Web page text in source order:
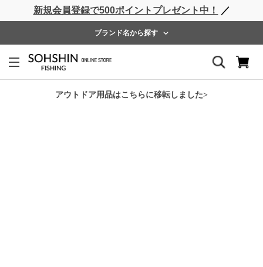
新規会員登録で500ポイントプレゼント中！ ／
ブランド名から探す
アウトドア用品はこちらに移転しました>
ライフベスト ウェーダー レインウェア フットウェア
ホーム > RBB >